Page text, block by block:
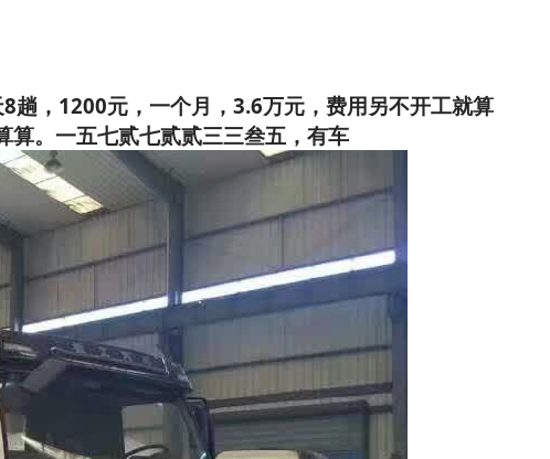
趟，1200元，一个月，3.6万元，费用另不开工就算
算。一五七贰七贰贰三三叁五，有车